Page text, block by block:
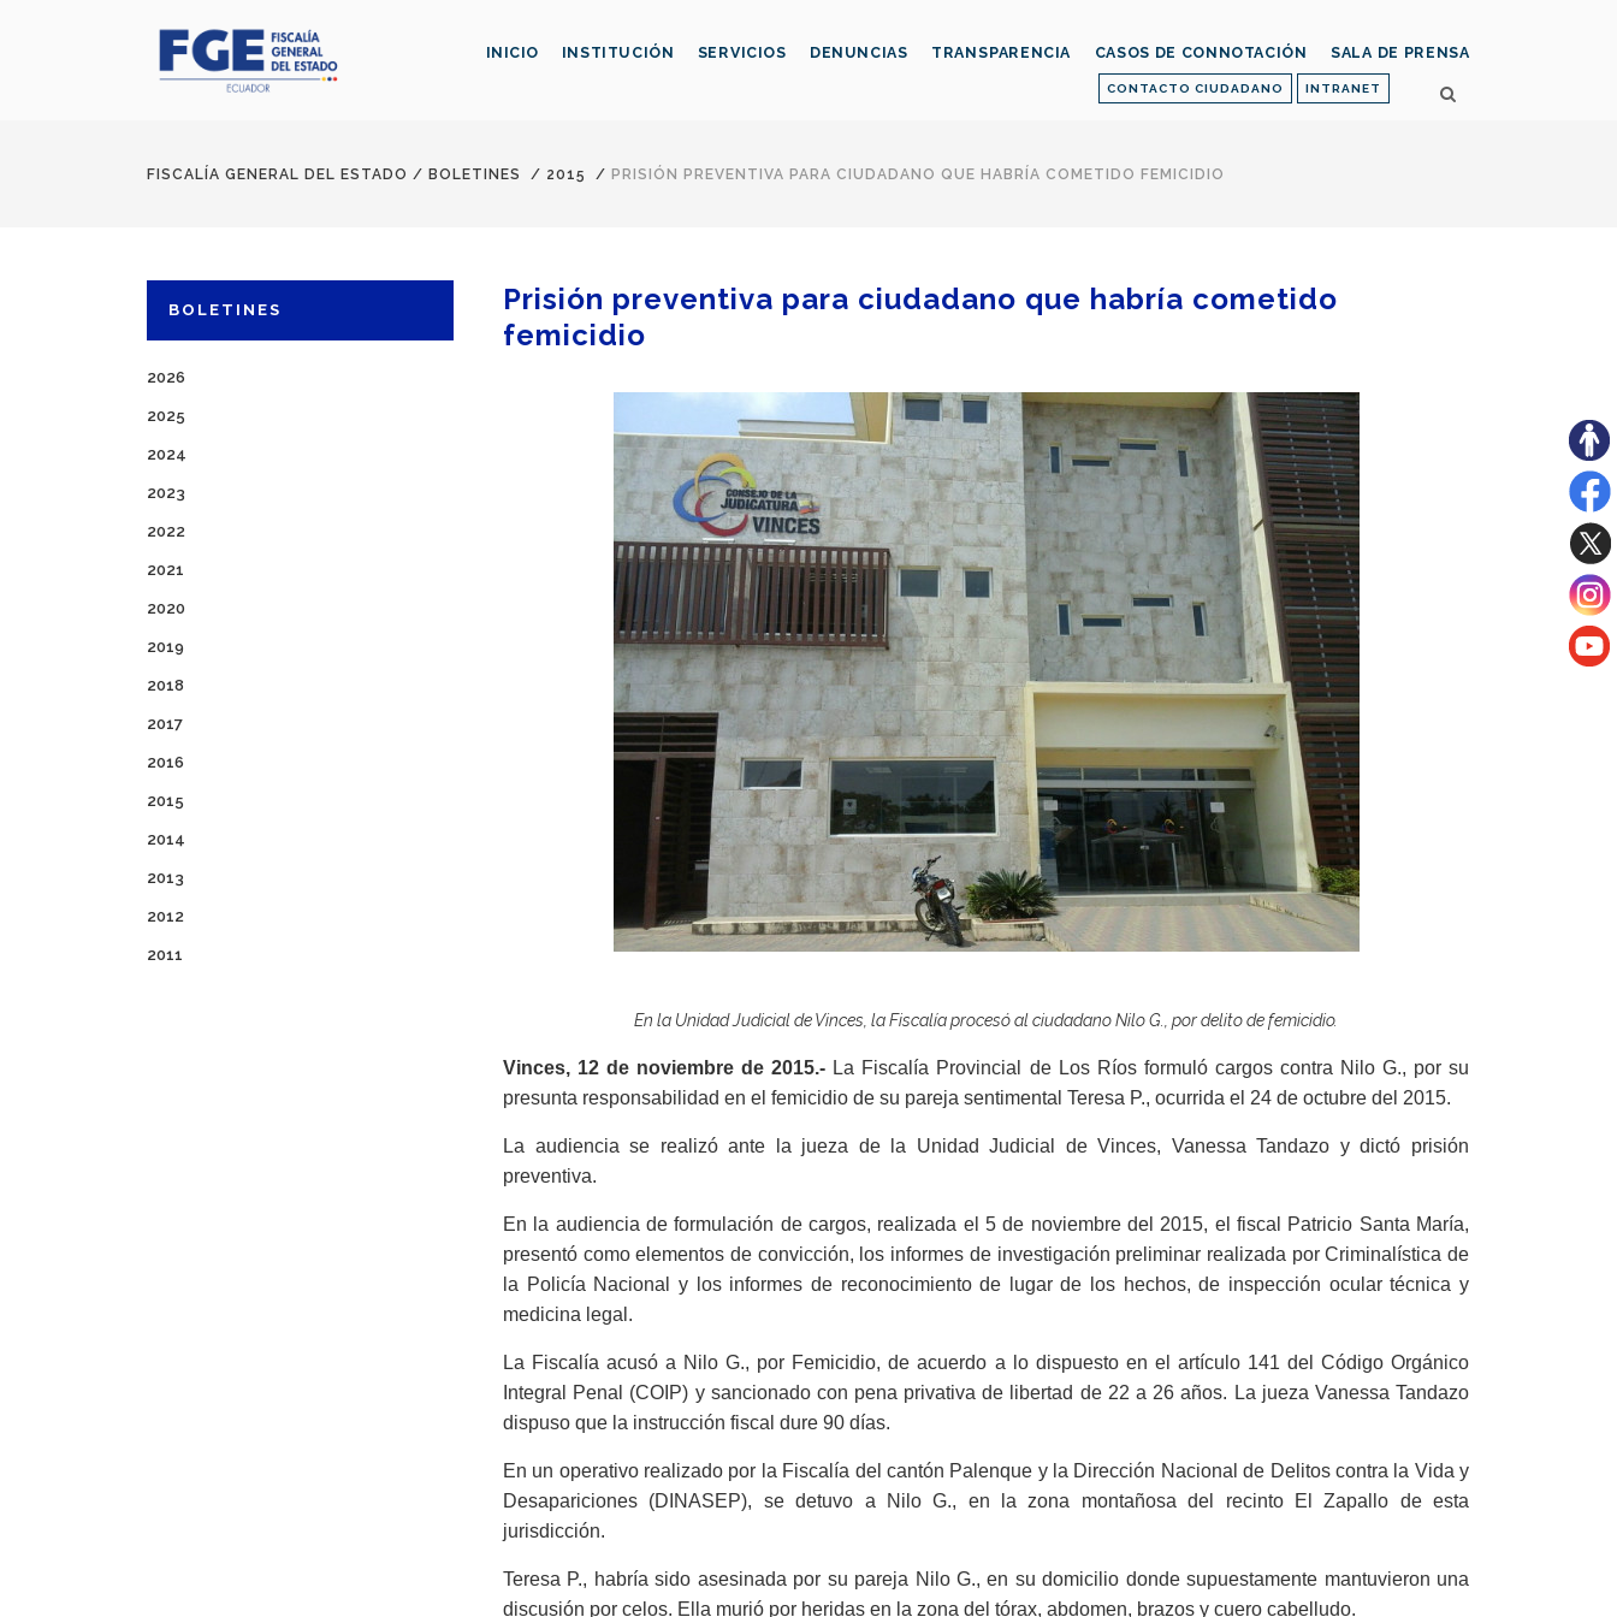
CONTACTO CIUDADANO INTRANET
INICIO INSTITUCIÓN SERVICIOS DENUNCIAS TRANSPARENCIA CASOS DE CONNOTACIÓN SALA DE PRENSA
FISCALÍA GENERAL DEL ESTADO / BOLETINES / 2015 / PRISIÓN PREVENTIVA PARA CIUDADANO QUE HABRÍA COMETIDO FEMICIDIO
BOLETINES
2026
2025
2024
2023
2022
2021
2020
2019
2018
2017
2016
2015
2014
2013
2012
2011
Prisión preventiva para ciudadano que habría cometido
femicidio
En la Unidad Judicial de Vinces, la Fiscalía procesó al ciudadano Nilo G., por delito de femicidio.
Vinces, 12 de noviembre de 2015.- La Fiscalía Provincial de Los Ríos formuló cargos contra Nilo G., por su
presunta responsabilidad en el femicidio de su pareja sentimental Teresa P., ocurrida el 24 de octubre del 2015.
La audiencia se realizó ante la jueza de la Unidad Judicial de Vinces, Vanessa Tandazo y dictó prisión
preventiva.
En la audiencia de formulación de cargos, realizada el 5 de noviembre del 2015, el fiscal Patricio Santa María,
presentó como elementos de convicción, los informes de investigación preliminar realizada por Criminalística de
la Policía Nacional y los informes de reconocimiento de lugar de los hechos, de inspección ocular técnica y
medicina legal.
La Fiscalía acusó a Nilo G., por Femicidio, de acuerdo a lo dispuesto en el artículo 141 del Código Orgánico
Integral Penal (COIP) y sancionado con pena privativa de libertad de 22 a 26 años. La jueza Vanessa Tandazo
dispuso que la instrucción fiscal dure 90 días.
En un operativo realizado por la Fiscalía del cantón Palenque y la Dirección Nacional de Delitos contra la Vida y
Desapariciones (DINASEP), se detuvo a Nilo G., en la zona montañosa del recinto El Zapallo de esta
jurisdicción.
Teresa P., habría sido asesinada por su pareja Nilo G., en su domicilio donde supuestamente mantuvieron una
discusión por celos. Ella murió por heridas en la zona del tórax, abdomen, brazos y cuero cabelludo.